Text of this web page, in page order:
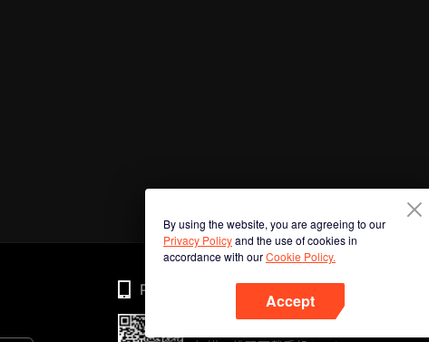
By using the website, you are agreeing to our
Privacy Policyand the use of cookies in
accordance with ourCookie Policy.
Accept
Phone